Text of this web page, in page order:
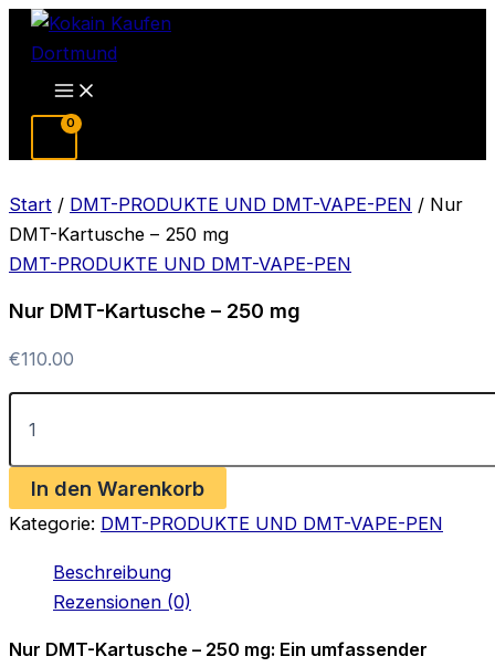
Zum
Inhalt
springen
Main
Menu
Start / DMT-PRODUKTE UND DMT-VAPE-PEN / Nur
DMT-Kartusche – 250 mg
DMT-PRODUKTE UND DMT-VAPE-PEN
Nur DMT-Kartusche – 250 mg
€110.00
Nur
DMT-
–
mg
Menge
In den Warenkorb
Kategorie: DMT-PRODUKTE UND DMT-VAPE-PEN
Beschreibung
Rezensionen (0)
Nur DMT-Kartusche – 250 mg: Ein umfassender